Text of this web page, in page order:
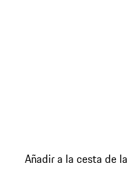
a
Añadir a la cesta de